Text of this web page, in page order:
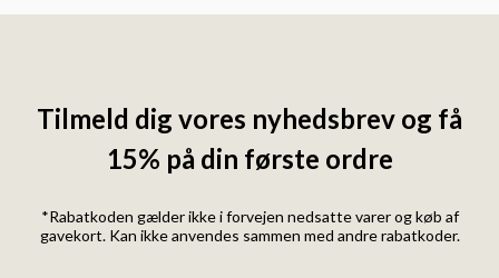
Tilmeld dig vores nyhedsbrev og få
15% på din første ordre
*Rabatkoden gælder ikke i forvejen nedsatte varer og køb af
gavekort. Kan ikke anvendes sammen med andre rabatkoder.